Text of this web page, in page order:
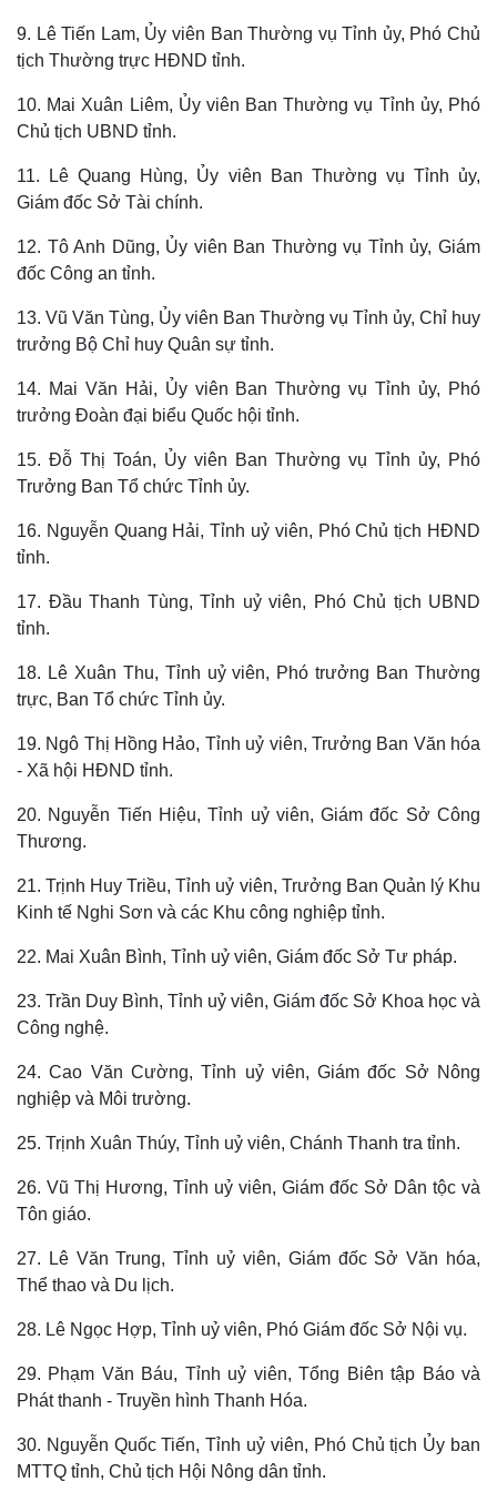
Thế giới
Cuộc sống đó đây
Hồ sơ
Ảnh
9. Lê Tiến Lam, Ủy viên Ban Thường vụ Tỉnh ủy, Phó Chủ
tịch Thường trực HĐND tỉnh.
10. Mai Xuân Liêm, Ủy viên Ban Thường vụ Tỉnh ủy, Phó
Chủ tịch UBND tỉnh.
11. Lê Quang Hùng, Ủy viên Ban Thường vụ Tỉnh ủy,
Giám đốc Sở Tài chính.
12. Tô Anh Dũng, Ủy viên Ban Thường vụ Tỉnh ủy, Giám
đốc Công an tỉnh.
13. Vũ Văn Tùng, Ủy viên Ban Thường vụ Tỉnh ủy, Chỉ huy
trưởng Bộ Chỉ huy Quân sự tỉnh.
14. Mai Văn Hải, Ủy viên Ban Thường vụ Tỉnh ủy, Phó
trưởng Đoàn đại biểu Quốc hội tỉnh.
15. Đỗ Thị Toán, Ủy viên Ban Thường vụ Tỉnh ủy, Phó
Trưởng Ban Tổ chức Tỉnh ủy.
16. Nguyễn Quang Hải, Tỉnh uỷ viên, Phó Chủ tịch HĐND
tỉnh.
17. Đầu Thanh Tùng, Tỉnh uỷ viên, Phó Chủ tịch UBND
tỉnh.
18. Lê Xuân Thu, Tỉnh uỷ viên, Phó trưởng Ban Thường
trực, Ban Tổ chức Tỉnh ủy.
19. Ngô Thị Hồng Hảo, Tỉnh uỷ viên, Trưởng Ban Văn hóa
- Xã hội HĐND tỉnh.
20. Nguyễn Tiến Hiệu, Tỉnh uỷ viên, Giám đốc Sở Công
Thương.
21. Trịnh Huy Triều, Tỉnh uỷ viên, Trưởng Ban Quản lý Khu
Kinh tế Nghi Sơn và các Khu công nghiệp tỉnh.
22. Mai Xuân Bình, Tỉnh uỷ viên, Giám đốc Sở Tư pháp.
23. Trần Duy Bình, Tỉnh uỷ viên, Giám đốc Sở Khoa học và
Công nghệ.
24. Cao Văn Cường, Tỉnh uỷ viên, Giám đốc Sở Nông
nghiệp và Môi trường.
25. Trịnh Xuân Thúy, Tỉnh uỷ viên, Chánh Thanh tra tỉnh.
26. Vũ Thị Hương, Tỉnh uỷ viên, Giám đốc Sở Dân tộc và
Tôn giáo.
27. Lê Văn Trung, Tỉnh uỷ viên, Giám đốc Sở Văn hóa,
Thể thao và Du lịch.
28. Lê Ngọc Hợp, Tỉnh uỷ viên, Phó Giám đốc Sở Nội vụ.
29. Phạm Văn Báu, Tỉnh uỷ viên, Tổng Biên tập Báo và
Phát thanh - Truyền hình Thanh Hóa.
30. Nguyễn Quốc Tiến, Tỉnh uỷ viên, Phó Chủ tịch Ủy ban
MTTQ tỉnh, Chủ tịch Hội Nông dân tỉnh.